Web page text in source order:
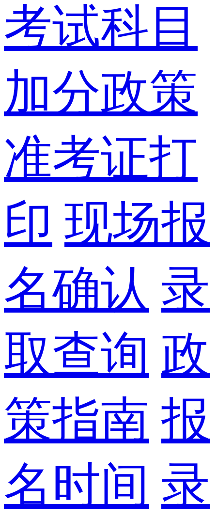
考试科目
加分政策
准考证打
印 现场报
名确认 录
取查询 政
策指南 报
名时间 录